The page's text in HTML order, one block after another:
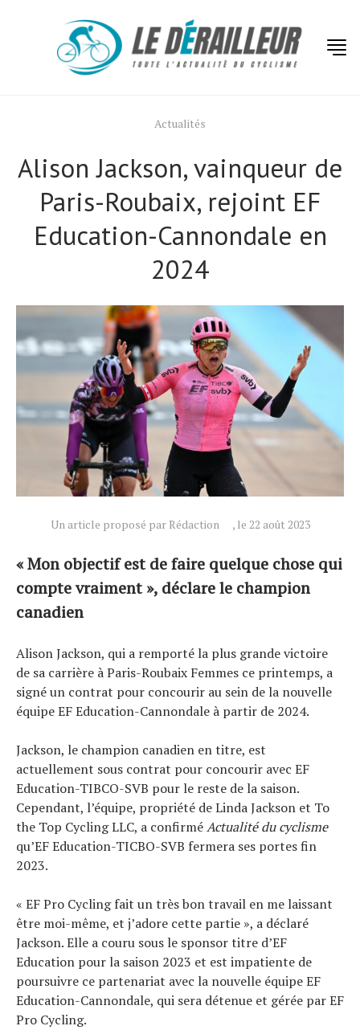
Actualités
Alison Jackson, vainqueur de
Paris-Roubaix, rejoint EF
Education-Cannondale en
2024
Un article proposé par Rédaction , le 22 août 2023
« Mon objectif est de faire quelque chose qui
compte vraiment », déclare le champion
canadien
Alison Jackson, qui a remporté la plus grande victoire
de sa carrière à Paris-Roubaix Femmes ce printemps, a
signé un contrat pour concourir au sein de la nouvelle
équipe EF Education-Cannondale à partir de 2024.
Jackson, le champion canadien en titre, est
actuellement sous contrat pour concourir avec EF
Education-TIBCO-SVB pour le reste de la saison.
Cependant, l’équipe, propriété de Linda Jackson et To
the Top Cycling LLC, a confirméActualité du cyclisme
qu’EF Education-TICBO-SVB fermera ses portes fin
2023.
« EF Pro Cycling fait un très bon travail en me laissant
être moi-même, et j’adore cette partie », a déclaré
Jackson. Elle a couru sous le sponsor titre d’EF
Education pour la saison 2023 et est impatiente de
poursuivre ce partenariat avec la nouvelle équipe EF
Education-Cannondale, qui sera détenue et gérée par EF
Pro Cycling.
Actualités
Technologies
Tests de produits
Conseils
Tendances
Tous nos articles
À propos